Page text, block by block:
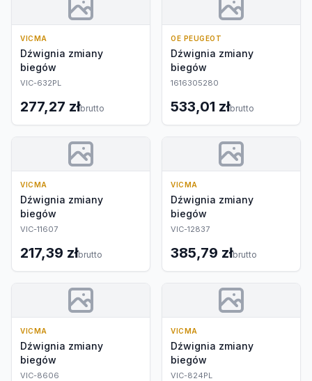
VICMA
Dźwignia zmiany
biegów
VIC-632PL
277,27 złbrutto
OE PEUGEOT
Dźwignia zmiany
biegów
1616305280
533,01 złbrutto
VICMA
Dźwignia zmiany
biegów
VIC-11607
217,39 złbrutto
VICMA
Dźwignia zmiany
biegów
VIC-12837
385,79 złbrutto
VICMA
Dźwignia zmiany
biegów
VIC-8606
VICMA
Dźwignia zmiany
biegów
VIC-824PL